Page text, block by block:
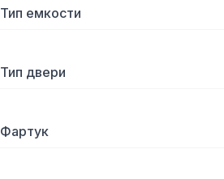
Тип емкости
Тип двери
Фартук